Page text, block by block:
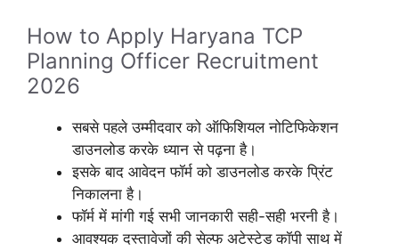
How to Apply Haryana TCP
Planning Officer Recruitment
2026
सबसे पहले उम्मीदवार को ऑफिशियल नोटिफिकेशन
डाउनलोड करके ध्यान से पढ़ना है।
इसके बाद आवेदन फॉर्म को डाउनलोड करके प्रिंट
निकालना है।
फॉर्म में मांगी गई सभी जानकारी सही-सही भरनी है।
आवश्यक दस्तावेजों की सेल्फ अटेस्टेड कॉपी साथ में